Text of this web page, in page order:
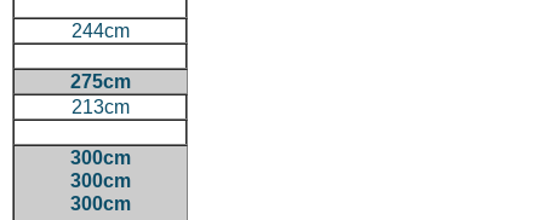
244cm
275cm
213cm
300cm
300cm
300cm